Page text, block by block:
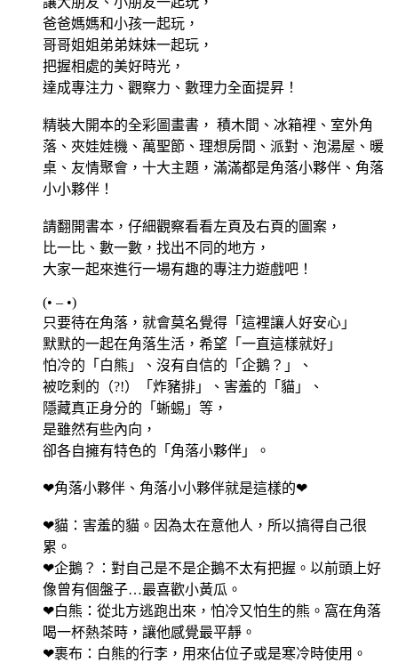
爸爸媽媽和小孩一起玩，
哥哥姐姐弟弟妹妹一起玩，
把握相處的美好時光，
達成專注力、觀察力、數理力全面提昇！
精裝大開本的全彩圖畫書， 積木間、冰箱裡、室外角
落、夾娃娃機、萬聖節、理想房間、派對、泡湯屋、暖
桌、友情聚會，十大主題，滿滿都是角落小夥伴、角落
小小夥伴！
請翻開書本，仔細觀察看看左頁及右頁的圖案，
比一比、數一數，找出不同的地方，
大家一起來進行一場有趣的專注力遊戲吧！
(• – •)
只要待在角落，就會莫名覺得「這裡讓人好安心」
默默的一起在角落生活，希望「一直這樣就好」
怕冷的「白熊」、沒有自信的「企鵝？」、
被吃剩的（?!）「炸豬排」、害羞的「貓」、
隱藏真正身分的「蜥蜴」等，
是雖然有些內向，
卻各自擁有特色的「角落小夥伴」。
❤角落小夥伴、角落小小夥伴就是這樣的❤
❤貓：害羞的貓。因為太在意他人，所以搞得自己很
累。
❤企鵝？：對自己是不是企鵝不太有把握。以前頭上好
像曾有個盤子…最喜歡小黃瓜。
❤白熊：從北方逃跑出來，怕冷又怕生的熊。窩在角落
喝一杯熱茶時，讓他感覺最平靜。
❤裹布：白熊的行李，用來佔位子或是寒冷時使用。